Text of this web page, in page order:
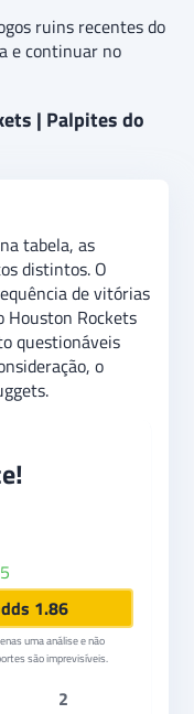
ruins recentes do
e continuar no
| Palpites do
tabela, as
distintos. O
de vitórias
Houston Rockets
questionáveis
o
1.86
uma análise e não
são imprevisíveis.
2